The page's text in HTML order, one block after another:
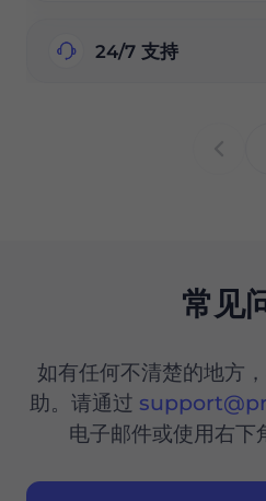
24/7 支持
常见
如有任何不清楚的地方
助。请通过
电子邮件或使用右下